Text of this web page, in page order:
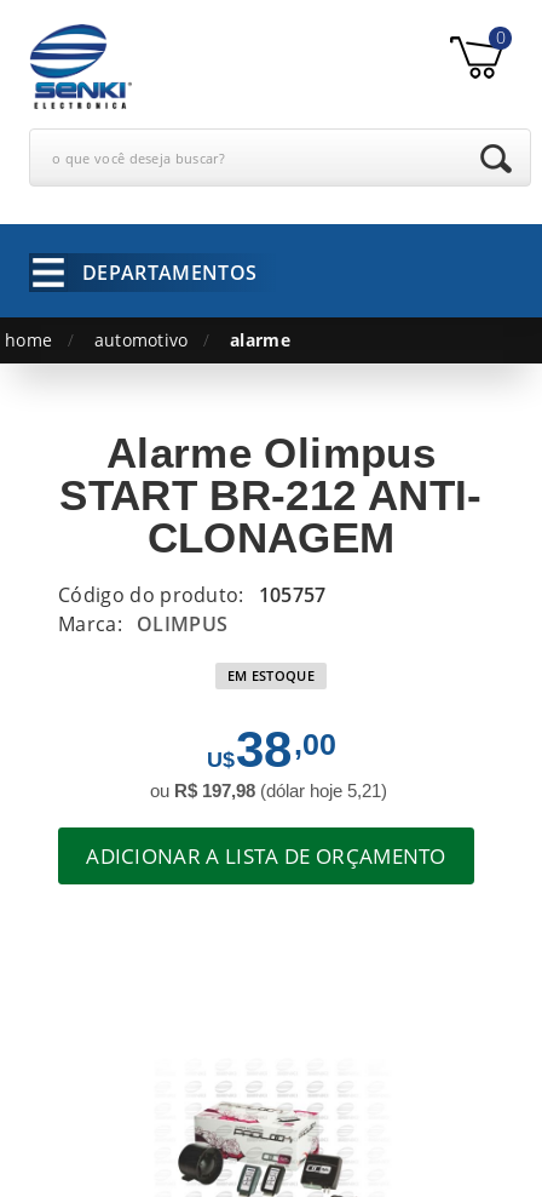
o que você deseja buscar?
0
DEPARTAMENTOS
home automotivo alarme
Alarme Olimpus
START BR-212 ANTI-
CLONAGEM
Código do produto:
105757
Marca:
OLIMPUS
EM ESTOQUE
38,00
ou R$ 197,98(dólar hoje 5,21)
ADICIONAR A LISTA DE ORÇAMENTO